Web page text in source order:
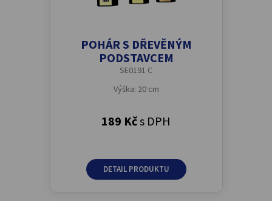
POHÁR S DŘEVĚNÝM
PODSTAVCEM
SE0191 C
Výška: 20 cm
189 Kčs DPH
DETAIL PRODUKTU